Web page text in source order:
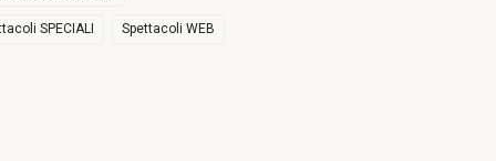
SPECIALI Spettacoli WEB